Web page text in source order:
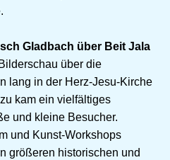
Gladbach über Beit Jala
über die
lang in der Herz-Jesu-Kirche
kam ein vielfältiges
und kleine Besucher.
und Kunst-Workshops
größeren historischen und